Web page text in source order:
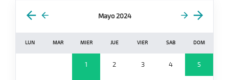
Mayo 2024
LUN MAR MIER JUE VIER SAB DOM
1 2 3 4 5